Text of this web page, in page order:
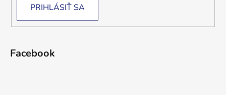
PRIHLÁSIŤ SA
Facebook